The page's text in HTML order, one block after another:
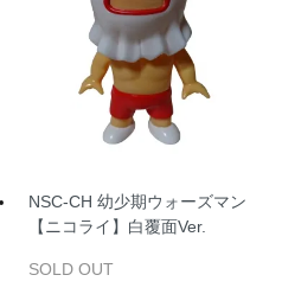
NSC‐CH 幼少期ウォーズマン
【ニコライ】白覆面Ver.
SOLD OUT